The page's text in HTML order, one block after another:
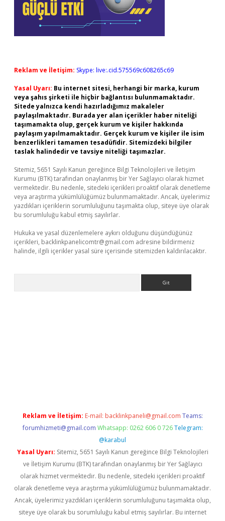
Reklam ve İletişim: Skype: live:.cid.575569c608265c69
Yasal Uyarı: Bu internet sitesi, herhangi bir marka, kurum
veya şahıs şirketi ile hiçbir bağlantısı bulunmamaktadır.
Sitede yalnızca kendi hazırladığımız makaleler
paylaşılmaktadır. Burada yer alan içerikler haber niteliği
taşımamakta olup, gerçek kurum ve kişiler hakkında
paylaşım yapılmamaktadır. Gerçek kurum ve kişiler ile isim
benzerlikleri tamamen tesadüfidir. Sitemizdeki bilgiler
taslak halindedir ve tavsiye niteliği taşımazlar.
Sitemiz, 5651 Sayılı Kanun gereğince Bilgi Teknolojileri ve İletişim
Kurumu (BTK) tarafından onaylanmış bir Yer Sağlayıcı olarak hizmet
vermektedir. Bu nedenle, sitedeki içerikleri proaktif olarak denetleme
veya araştırma yükümlülüğümüz bulunmamaktadır. Ancak, üyelerimiz
yazdıkları içeriklerin sorumluluğunu taşımakta olup, siteye üye olarak
bu sorumluluğu kabul etmiş sayılırlar.
Hukuka ve yasal düzenlemelere aykırı olduğunu düşündüğünüz
içerikleri, backlinkpanelicomtr@gmail.com adresine bildirmeniz
halinde, ilgili içerikler yasal süre içerisinde sitemizden kaldırılacaktır.
Reklam ve İletişim: E-mail: backlinkpaneli@gmail.com Teams:
forumhizmeti@gmail.com Whatsapp: 0262 606 0 726 Telegram:
@karabul
Yasal Uyarı: Sitemiz, 5651 Sayılı Kanun gereğince Bilgi Teknolojileri
ve İletişim Kurumu (BTK) tarafından onaylanmış bir Yer Sağlayıcı
olarak hizmet vermektedir. Bu nedenle, sitedeki içerikleri proaktif
olarak denetleme veya araştırma yükümlülüğümüz bulunmamaktadır.
Ancak, üyelerimiz yazdıkları içeriklerin sorumluluğunu taşımakta olup,
siteye üye olarak bu sorumluluğu kabul etmiş sayılırlar. Bu internet